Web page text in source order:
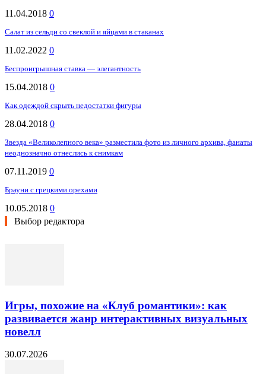
11.04.2018 0
Салат из сельди со свеклой и яйцами в стаканах
11.02.2022 0
Беспроигрышная ставка — элегантность
15.04.2018 0
Как одеждой скрыть недостатки фигуры
28.04.2018 0
Звезда «Великолепного века» разместила фото из личного архива, фанаты
неоднозначно отнеслись к снимкам
07.11.2019 0
Брауни с грецкими орехами
10.05.2018 0
Выбор редактора
Игры, похожие на «Клуб романтики»: как
развивается жанр интерактивных визуальных
новелл
30.07.2026